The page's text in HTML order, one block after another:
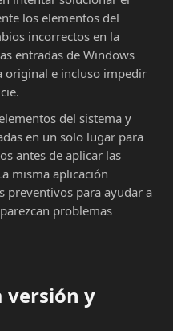
los elementos del
incorrectos en la
entradas de Windows
original e incluso impedir
del sistema y
en un solo lugar para
antes de aplicar las
misma aplicación
preventivos para ayudar a
problemas
versión y